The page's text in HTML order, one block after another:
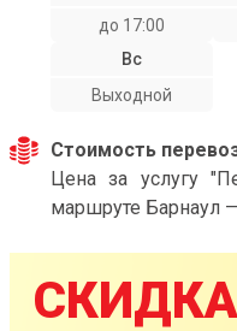
до 17:00
Вс
Выходной
Стоимость
Цена за услугу
маршруте Барнаул
СКИДКА